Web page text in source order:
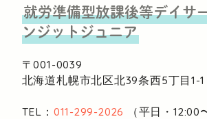
就労準備型放課後等デイサ
ンジットジュニア
〒001-0039
北海道札幌市北区北39条西5丁目1-1
TEL： 011-299-2026
（平日・12:00